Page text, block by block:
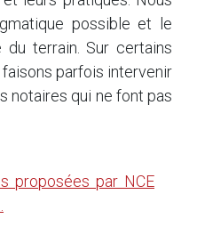
possible et le
terrain. Sur certains
parfois intervenir
notaires qui ne font pas
proposées par NCE